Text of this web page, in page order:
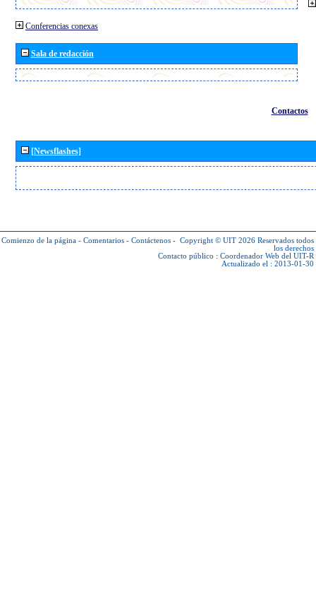
Conferencias conexas
Sala de redacción
Contactos
[Newsflashes]
Comienzo de la página - Comentarios - Contáctenos - Copyright © UIT 2026 Reservados todos
los derechos
Contacto público : Coordenador Web del UIT-R
Actualizado el : 2013-01-30